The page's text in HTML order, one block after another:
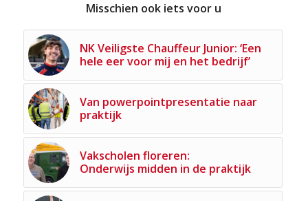
Misschien ook iets voor u
NK Veiligste Chauffeur Junior: ‘Een
hele eer voor mij en het bedrijf’
Van powerpointpresentatie naar
praktijk
Vakscholen floreren:
Onderwijs midden in de praktijk